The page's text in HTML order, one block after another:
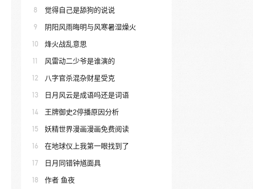
8 觉得自己是舔狗的说说
9 阴阳风雨晦明与风寒暑湿燥火
10 烽火战乱意思
11 风雷动二少爷是谁演的
12 八字官杀混杂财星受克
13 日月风云是成语吗还是词语
14 王牌御史2停播原因分析
15 妖精世界漫画漫画免费阅读
16 在地球仪上我第一眼找到了
17 日月同错钟馗面具
18 作者 鱼夜